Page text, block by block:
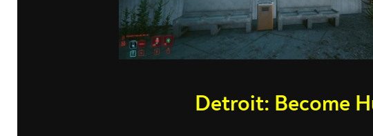
Detroit: Become